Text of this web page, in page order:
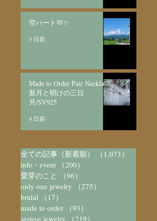
空ハート🫶✨
3 日前
Made to Order Pair Necklace
新月と明けの三日
月/SV925
4 日前
全ての記事（新着順） （1,073）
info・event
（200）
愛芽のこと
（96）
only one jewelry
（275）
bridal
（17）
made to order
（93）
seriese jewelry
（219）